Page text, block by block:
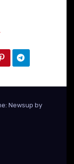
Newsup by